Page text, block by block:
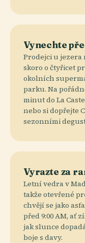
Vynechte
Prodejci u jezera
skoro o čtyřicet
okolních
parku. Na
minut do La
nebo si dopřejte
sezonními
Vyrazte za
Letní vedra v
takže otevřené
chvějí se jako
před 9:00 AM, ať
jak slunce
boje s davy.